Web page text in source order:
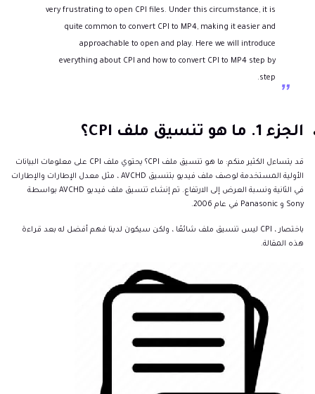
very frustrating to open CPI files. Under this circumstance, it is
quite common to convert CPI to MP4, making it easier and
approachable to open and play. Here we will introduce
everything about CPI and how to convert CPI to MP4 step by
step.
الجزء 1. ما هو تنسيق ملف CPI؟
قد يتساءل الكثير منكم: ما هو تنسيق ملف CPI؟ يحتوي ملف CPI على معلومات البيانات
الأولية المستخدمة لوصف ملف فيديو بتنسيق AVCHD ، مثل معدل الإطارات والإطارات
في الثانية ونسبة العرض إلى الارتفاع. تم إنشاء تنسيق ملف فيديو AVCHD بواسطة
Sony و Panasonic في عام 2006.
باختصار ، CPI ليس تنسيق ملف شائعًا ، ولكن سيكون لدينا فهم أفضل له بعد قراءة
هذه المقالة.